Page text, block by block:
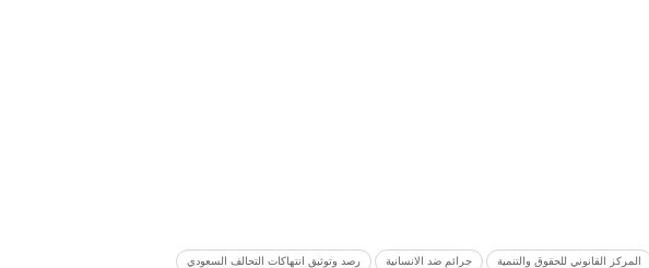
المركز القانوني للحقوق والتنمية جرائم ضد الانسانية رصد وتوثيق انتهاكات التحالف السعودي